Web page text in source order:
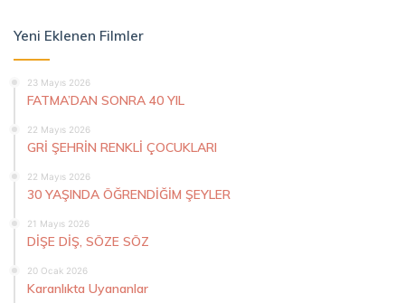
Yeni Eklenen Filmler
23 Mayıs 2026
FATMA’DAN SONRA 40 YIL
22 Mayıs 2026
GRİ ŞEHRİN RENKLİ ÇOCUKLARI
22 Mayıs 2026
30 YAŞINDA ÖĞRENDİĞİM ŞEYLER
21 Mayıs 2026
DİŞE DİŞ, SÖZE SÖZ
20 Ocak 2026
Karanlıkta Uyananlar